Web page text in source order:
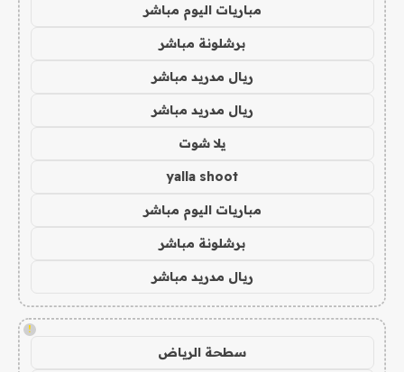
مباريات اليوم مباشر
برشلونة مباشر
ريال مدريد مباشر
ريال مدريد مباشر
يلا شوت
yalla shoot
مباريات اليوم مباشر
برشلونة مباشر
ريال مدريد مباشر
!
سطحة الرياض